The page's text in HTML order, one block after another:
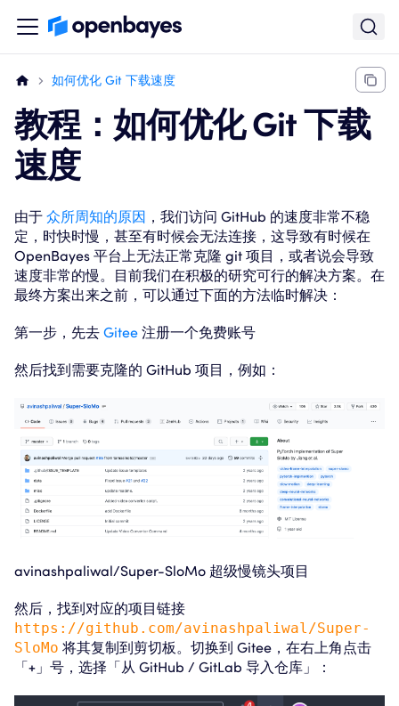
如何优化 Git 下载速度
教程：如何优化 Git 下载
速度
由于 众所周知的原因 ，我们访问 GitHub 的速度非常不稳
定，时快时慢，甚至有时候会无法连接，这导致有时候在
OpenBayes 平台上无法正常克隆 git 项目，或者说会导致
速度非常的慢。目前我们在积极的研究可行的解决方案。在
最终方案出来之前，可以通过下面的方法临时解决：
第一步，先去 Gitee 注册一个免费账号
然后找到需要克隆的 GitHub 项目，例如：
avinashpaliwal/Super-SloMo 超级慢镜头项目
然后，找到对应的项目链接
https://github.com/avinashpaliwal/Super-
SloMo 将其复制到剪切板。切换到 Gitee，在右上角点击
「+」号，选择「从 GitHub / GitLab 导入仓库」：